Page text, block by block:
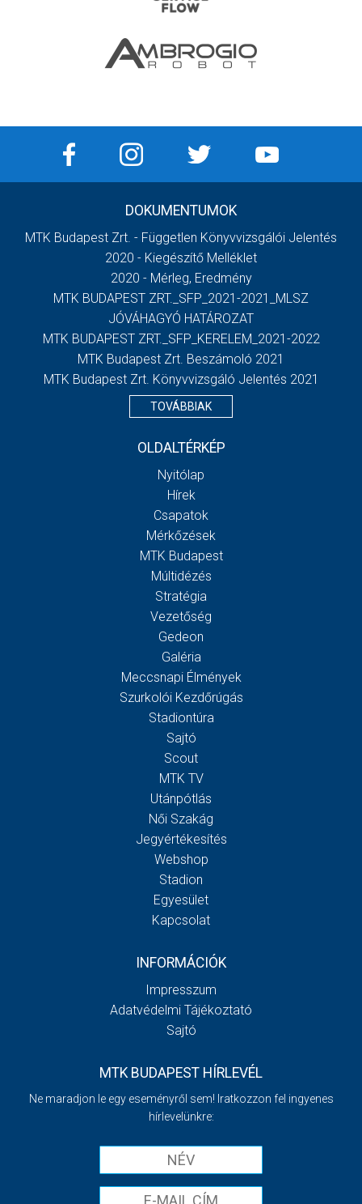
DOKUMENTUMOK
MTK Budapest Zrt. - Független Könyvvizsgálói Jelentés
2020 - Kiegészítő Melléklet
2020 - Mérleg, Eredmény
MTK BUDAPEST ZRT._SFP_2021-2021_MLSZ
JÓVÁHAGYÓ HATÁROZAT
MTK BUDAPEST ZRT._SFP_KERELEM_2021-2022
MTK Budapest Zrt. Beszámoló 2021
MTK Budapest Zrt. Könyvvizsgáló Jelentés 2021
TOVÁBBIAK
OLDALTÉRKÉP
Nyitólap
Hírek
Csapatok
Mérkőzések
MTK Budapest
Múltidézés
Stratégia
Vezetőség
Gedeon
Galéria
Meccsnapi Élmények
Szurkolói Kezdőrúgás
Stadiontúra
Sajtó
Scout
MTK TV
Utánpótlás
Női Szakág
Jegyértékesítés
Webshop
Stadion
Egyesület
Kapcsolat
INFORMÁCIÓK
Impresszum
Adatvédelmi Tájékoztató
Sajtó
MTK BUDAPEST HÍRLEVÉL
Ne maradjon le egy eseményről sem! Iratkozzon fel ingyenes
hírlevelünkre: